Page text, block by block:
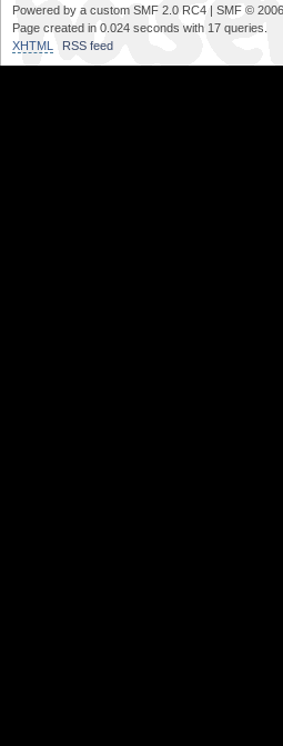
Powered by a custom SMF 2.0 RC4 | SMF ©
Page created in 0.024 seconds with 17 queries.
XHTML
RSS feed